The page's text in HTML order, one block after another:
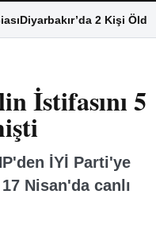
Diyarbakır’da 2 Kişi Öldü
İstifasını 5
İYİ Parti'ye
Nisan'da canlı